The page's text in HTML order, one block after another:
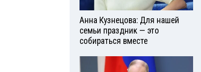
Анна Кузнецова: Для нашей
семьи праздник — это
собираться вместе